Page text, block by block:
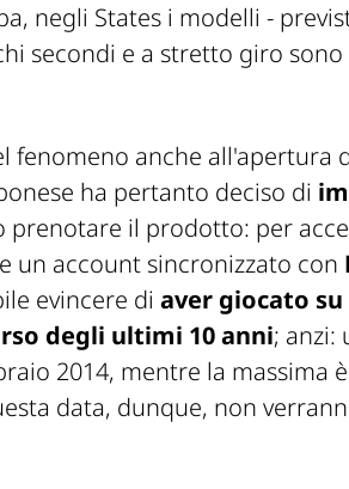
negli States i modelli -
secondi e a stretto giro sono
fenomeno anche all'apertura
ha pertanto deciso di
prenotare il prodotto: per
un account sincronizzato con
evincere di aver giocato su
degli ultimi 10 anni; anzi:
2014, mentre la massima
data, dunque, non